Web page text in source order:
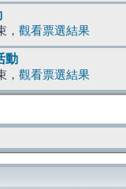
， 觀看票選結果
動
， 觀看票選結果